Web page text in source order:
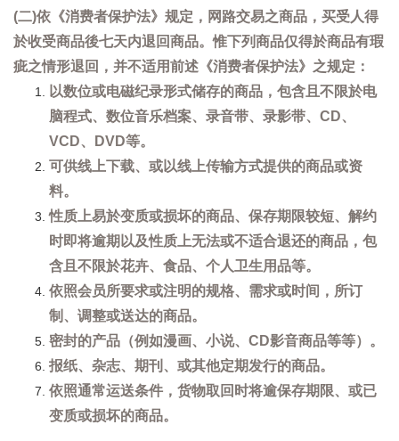
(二)依《消费者保护法》规定，网路交易之商品，买受人得
於收受商品後七天内退回商品。惟下列商品仅得於商品有瑕
疵之情形退回，并不适用前述《消费者保护法》之规定：
以数位或电磁纪录形式储存的商品，包含且不限於电
脑程式、数位音乐档案、录音带、录影带、CD、
VCD、DVD等。
可供线上下载、或以线上传输方式提供的商品或资
料。
性质上易於变质或损坏的商品、保存期限较短、解约
时即将逾期以及性质上无法或不适合退还的商品，包
含且不限於花卉、食品、个人卫生用品等。
依照会员所要求或注明的规格、需求或时间，所订
制、调整或送达的商品。
密封的产品（例如漫画、小说、CD影音商品等等）。
报纸、杂志、期刊、或其他定期发行的商品。
依照通常运送条件，货物取回时将逾保存期限、或已
变质或损坏的商品。